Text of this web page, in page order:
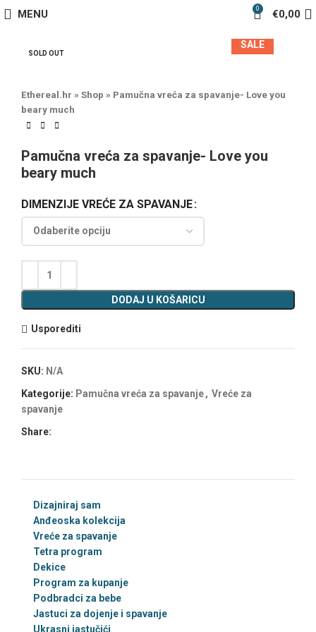
MENU 0 €0,00
SOLD OUT
SALE
Ethereal.hr » Shop » Pamučna vreća za spavanje- Love you
beary much
Pamučna vreća za spavanje- Love you
beary much
DIMENZIJE VREĆE ZA SPAVANJE
DODAJ U KOŠARICU
Usporediti
SKU: N/A
Kategorije: Pamučna vreća za spavanje, Vreće za
spavanje
Share:
Dizajniraj sam
Anđeoska kolekcija
Vreće za spavanje
Tetra program
Dekice
Program za kupanje
Podbradci za bebe
Jastuci za dojenje i spavanje
Ukrasni jastučići